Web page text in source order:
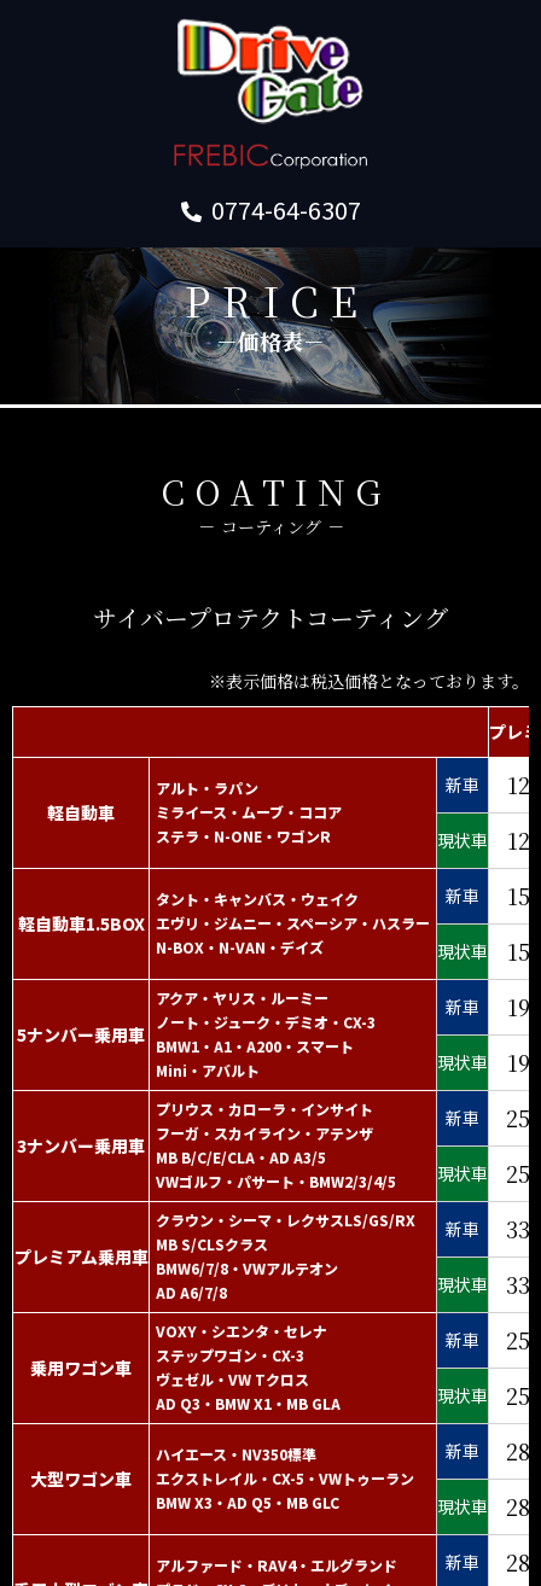
0774-64-6307
PRICE
価格表
COATING
コーティング
サイバープロテクトコーティング
※表示価格は税込価格となっております。
プレ
軽自動車
アルト・ラパン
ミライース・ムーブ・ココア
ステラ・N-ONE・ワゴンR
新車
現状車
軽自動車1.5BOX
タント・キャンバス・ウェイク
エヴリ・ジムニー・スペーシア・ハスラー
N-BOX・N-VAN・デイズ
新車
現状車
5ナンバー乗用車
アクア・ヤリス・ルーミー
ノート・ジューク・デミオ・CX-3
BMW1・A1・A200・スマート
Mini・アバルト
新車
現状車
3ナンバー乗用車
プリウス・カローラ・インサイト
フーガ・スカイライン・アテンザ
MB B/C/E/CLA・AD A3/5
VWゴルフ・パサート・BMW2/3/4/5
新車
現状車
プレミアム乗用車
クラウン・シーマ・レクサスLS/GS/RX
MB S/CLSクラス
BMW6/7/8・VWアルテオン
AD A6/7/8
新車
現状車
乗用ワゴン車
VOXY・シエンタ・セレナ
ステップワゴン・CX-3
ヴェゼル・VW Tクロス
AD Q3・BMW X1・MB GLA
新車
現状車
大型ワゴン車
ハイエース・NV350標準
エクストレイル・CX-5・VWトゥーラン
BMW X3・AD Q5・MB GLC
新車
現状車
アルファード・RAV4・エルグランド
新車